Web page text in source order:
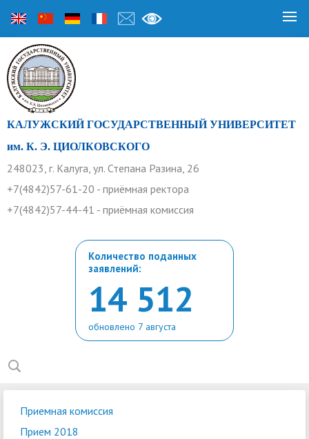
КАЛУЖСКИЙ ГОСУДАРСТВЕННЫЙ УНИВЕРСИТЕТ
им. К. Э. ЦИОЛКОВСКОГО
248023, г. Калуга, ул. Степана Разина, 26
+7(4842)57-61-20 - приёмная ректора
+7(4842)57-44-41 - приёмная комиссия
Количество поданных
заявлений:
14 512
обновлено 7 августа
Приемная комиссия
Прием 2018